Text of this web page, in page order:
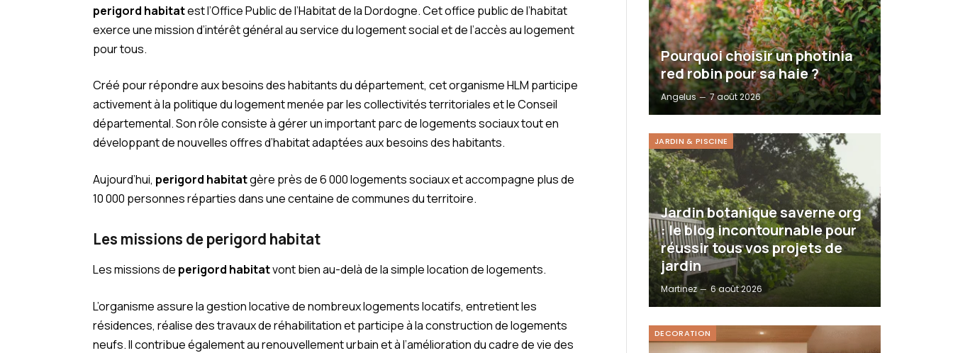
perigord habitatest l’Office Public de l’Habitat de la Dordogne. Cet office public de l’habitat
exerce une mission d’intérêt général au service du logement social et de l’accès au logement
pour tous.
Créé pour répondre aux besoins des habitants du département, cet organisme HLM participe
activement à la politique du logement menée par les collectivités territoriales et le Conseil
départemental. Son rôle consiste à gérer un important parc de logements sociaux tout en
développant de nouvelles offres d’habitat adaptées aux besoins des habitants.
Aujourd’hui, perigord habitatgère près de 6 000 logements sociaux et accompagne plus de
10 000 personnes réparties dans une centaine de communes du territoire.
Les missions de perigord habitat
Les missions de perigord habitatvont bien au-delà de la simple location de logements.
L’organisme assure la gestion locative de nombreux logements locatifs, entretient les
résidences, réalise des travaux de réhabilitation et participe à la construction de logements
neufs. Il contribue également au renouvellement urbain et à l’amélioration du cadre de vie des
Pourquoi choisir un photinia
red robin pour sa haie ?
Angelus 7 août 2026
JARDIN & PISCINE
Jardin botanique saverne org
: le blog incontournable pour
réussir tous vos projets de
jardin
Martinez 6 août 2026
DECORATION